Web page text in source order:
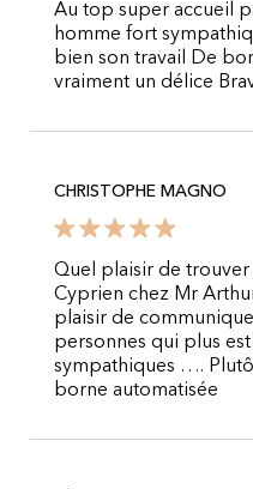
Au top super accueil
homme fort
bien son travail De
vraiment un délice
CHRISTOPHE MAGNO
Quel plaisir de
Cyprien chez Mr
plaisir de
personnes qui plus
sympathiques ….
borne automatisée